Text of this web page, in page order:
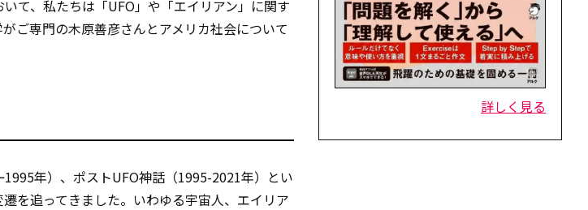
て、私たちは「UFO」や「エイリアン」に関す
ご専門の木原善彦さんとアメリカ社会について
1995年）、ポストUFO神話（1995-2021年）とい
を追ってきました。いわゆる宇宙人、エイリア
詳しく見る